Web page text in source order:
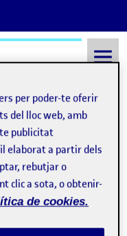
Perellón Bravo
per poder-te oferir
del lloc web, amb
publicitat
elaborat a partir dels
rebutjar o
clic a sota, o obtenir-
de cookies.